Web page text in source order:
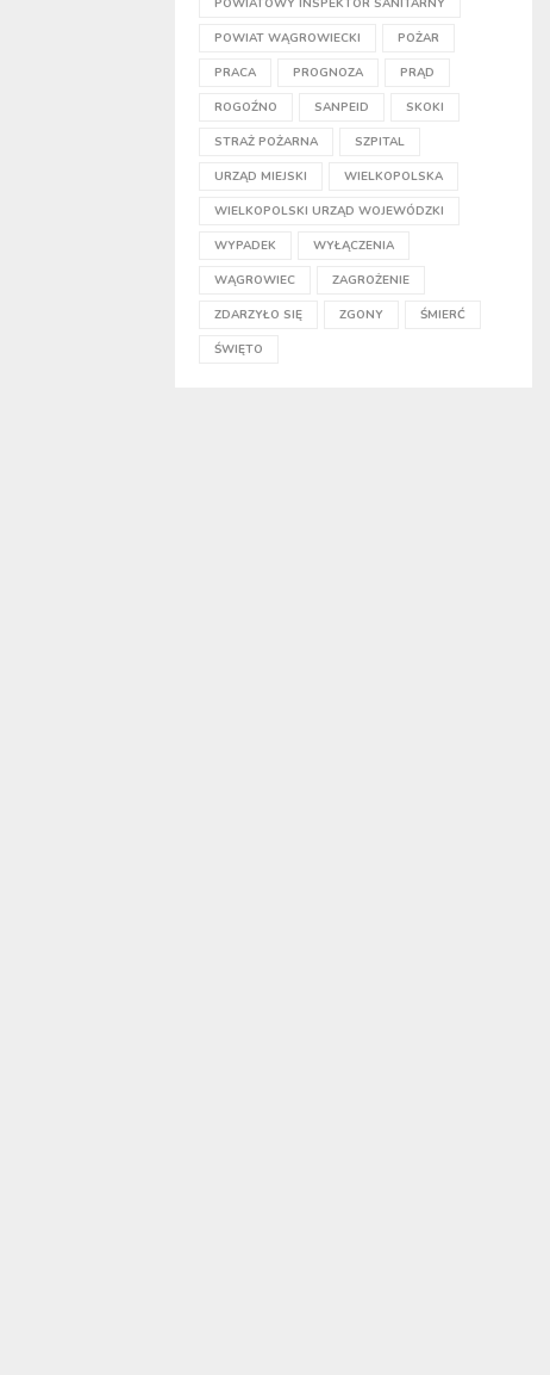
POWIATOWY INSPEKTOR SANITARNY
POWIAT WĄGROWIECKI POŻAR
PRACA PROGNOZA PRĄD
ROGOŹNO SANPEID SKOKI
STRAŻ POŻARNA SZPITAL
URZĄD MIEJSKI WIELKOPOLSKA
WIELKOPOLSKI URZĄD WOJEWÓDZKI
WYPADEK WYŁĄCZENIA
WĄGROWIEC ZAGROŻENIE
ZDARZYŁO SIĘ ZGONY ŚMIERĆ
ŚWIĘTO